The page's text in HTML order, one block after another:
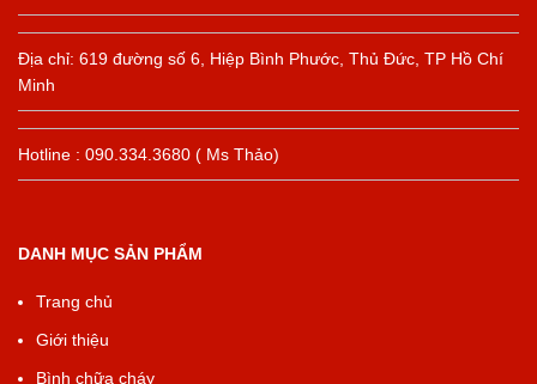
Địa chỉ: 619 đường số 6, Hiệp Bình Phước, Thủ Đức, TP Hồ Chí
Minh
Hotline : 090.334.3680 ( Ms Thảo)
DANH MỤC SẢN PHẨM
Trang chủ
Giới thiệu
Bình chữa cháy